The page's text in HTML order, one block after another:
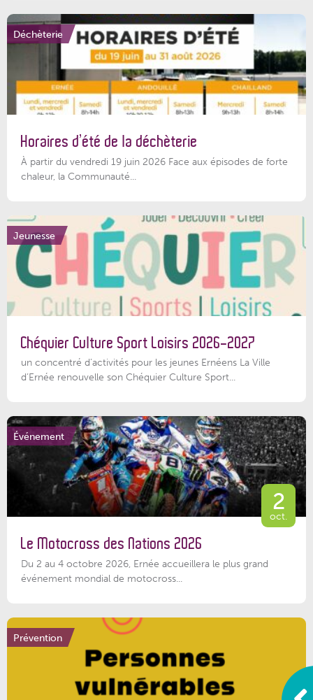
Déchèterie
Horaires d’été de la déchèterie
À partir du vendredi 19 juin 2026 Face aux épisodes de forte
chaleur, la Communauté...
Jeunesse
Chéquier Culture Sport Loisirs 2026-2027
un concentré d’activités pour les jeunes Ernéens La Ville
d’Ernée renouvelle son Chéquier Culture Sport...
Événement
2
oct.
Le Motocross des Nations 2026
Du 2 au 4 octobre 2026, Ernée accueillera le plus grand
événement mondial de motocross...
Prévention